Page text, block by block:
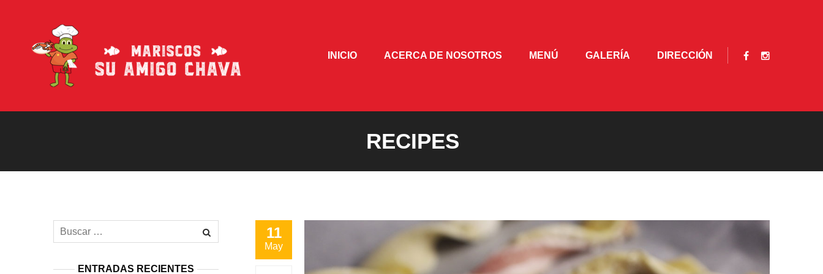
INICIO ACERCA DE NOSOTROS MENÚ GALERÍA DIRECCIÓN
RECIPES
11
May
ENTRADAS RECIENTES